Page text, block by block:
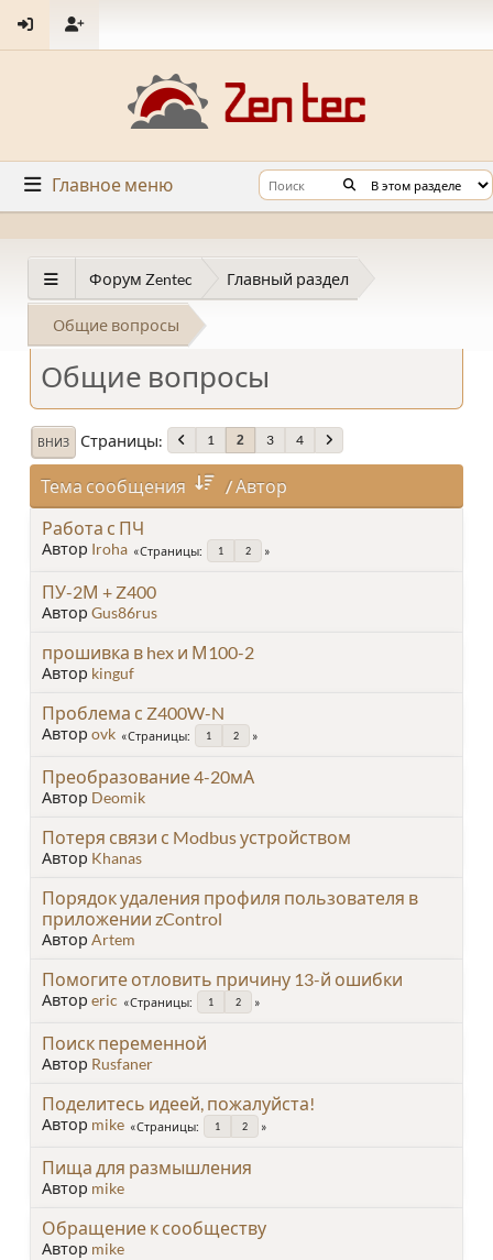
Главное меню
Форум Zentec Главный раздел
Общие вопросы
Общие вопросы
ВНИЗ Страницы 1 2 3 4
Тема сообщения / Автор
Работа с ПЧ
Автор Iroha Страницы 1 2
ПУ-2М + Z400
Автор Gus86rus
прошивка в hex и М100-2
Автор kinguf
Проблема с Z400W-N
Автор ovk Страницы 1 2
Преобразование 4-20мА
Автор Deomik
Потеря связи с Modbus устройством
Автор Khanas
Порядок удаления профиля пользователя в
приложении zControl
Автор Artem
Помогите отловить причину 13-й ошибки
Автор eric Страницы 1 2
Поиск переменной
Автор Rusfaner
Поделитесь идеей, пожалуйста!
Автор mike Страницы 1 2
Пища для размышления
Автор mike
Обращение к сообществу
Автор mike